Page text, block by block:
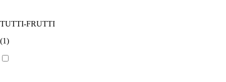
TUTTI-FRUTTI
(1)